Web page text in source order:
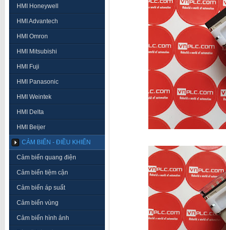
HMI Honeywell
HMI Advantech
HMI Omron
HMI Mitsubishi
HMI Fuji
HMI Panasonic
HMI Weintek
HMI Delta
HMI Beijer
CẢM BIẾN - ĐIỀU KHIỂN
Cảm biến quang điện
Cảm biến tiệm cận
Cảm biến áp suất
Cảm biến vùng
Cảm biến hình ảnh